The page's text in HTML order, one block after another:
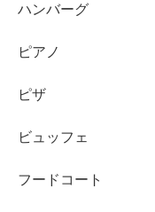
ハンバーグ
ピアノ
ピザ
ビュッフェ
フードコート